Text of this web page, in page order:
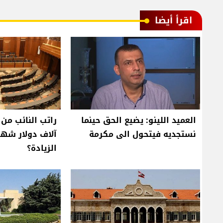
اقرأ أيضا
العميد اللينو: يضيع الحق حينما
نستجديه فيتحول الى مكرمة
آلاف دولار
الزيادة؟